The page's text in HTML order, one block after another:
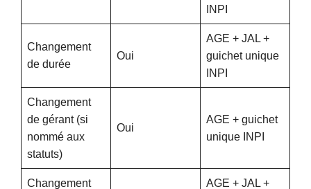
INPI
Changement
de durée
Oui
AGE + JAL +
guichet unique
INPI
Changement
de gérant (si
nommé aux
statuts)
Oui
AGE + guichet
unique INPI
Changement
AGE + JAL +